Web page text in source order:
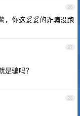
26
，你这妥妥的诈骗没跑
27
骗吗？
28